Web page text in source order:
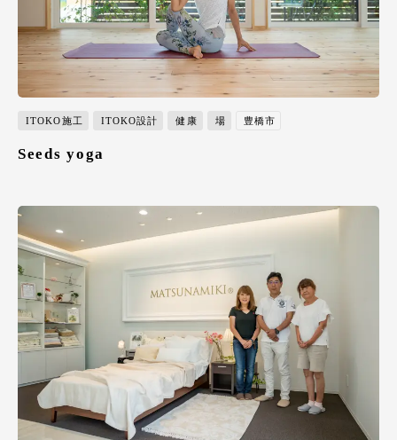
ITOKO施工 ITOKO設計 健康 場 豊橋市
Seeds yoga